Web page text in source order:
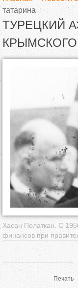
В
ы
з
татарина
ТУРЕЦКИЙ
Хасан Полаткан. С
финансов при
Печать